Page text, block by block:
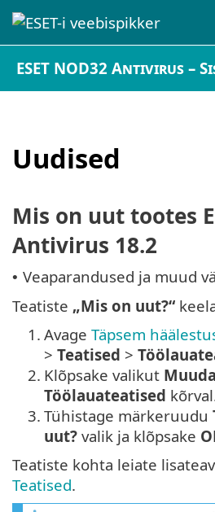
ESET NOD32 Antivirus –
Uudised
Mis on uut tootes
Antivirus 18.2
• Veaparandused ja muud
Teatiste „Mis on uut?“
1. Avage Täpsem
> Teatised >
2. Klõpsake valikut Muuda
Töölauateatised
3. Tühistage märkeruudu
uut? valik ja klõpsake
Teatiste kohta leiate
Teatised.